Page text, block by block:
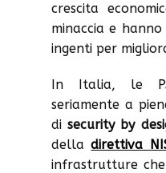
crescita
minaccia e
ingenti per
In Italia, le
seriamente a
disecurity by
delladirettiva
infrastrutture